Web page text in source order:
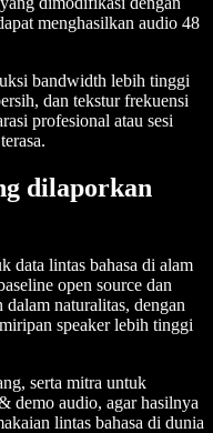
menghasilkan audio 48
bandwidth lebih tinggi
dan tekstur frekuensi
profesional atau sesi
dilaporkan
data lintas bahasa di alam
open source dan
dalam naturalitas, dengan
speaker lebih tinggi
serta mitra untuk
demo audio, agar hasilnya
lintas bahasa di dunia